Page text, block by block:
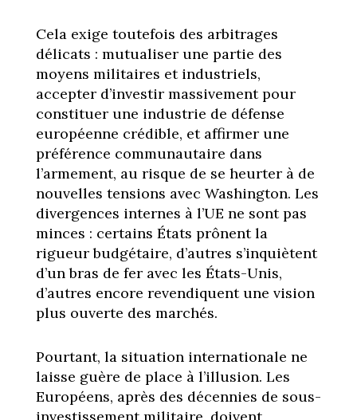
Cela exige toutefois des arbitrages
délicats : mutualiser une partie des
moyens militaires et industriels,
accepter d’investir massivement pour
constituer une industrie de défense
européenne crédible, et affirmer une
préférence communautaire dans
l’armement, au risque de se heurter à de
nouvelles tensions avec Washington. Les
divergences internes à l’UE ne sont pas
minces : certains États prônent la
rigueur budgétaire, d’autres s’inquiètent
d’un bras de fer avec les États-Unis,
d’autres encore revendiquent une vision
plus ouverte des marchés.
Pourtant, la situation internationale ne
laisse guère de place à l’illusion. Les
Européens, après des décennies de sous-